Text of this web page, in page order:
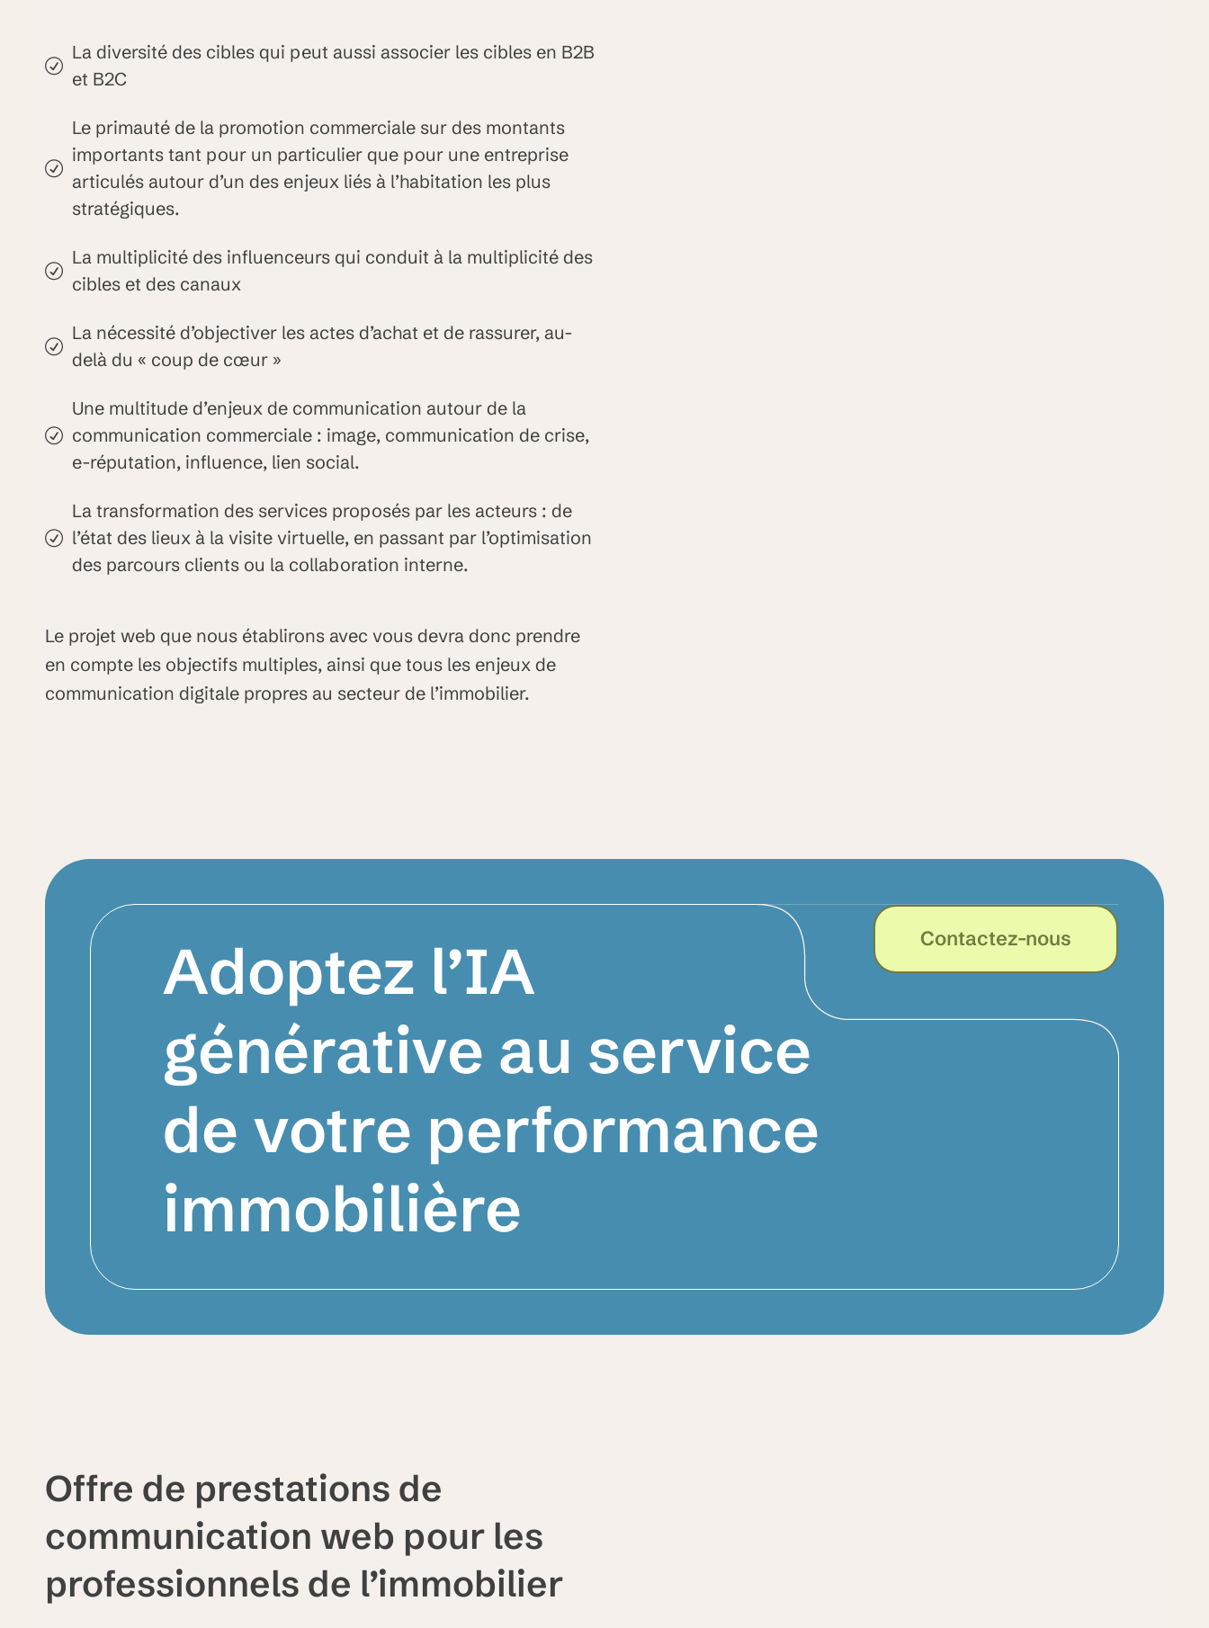
La diversité des cibles qui peut aussi associer les cibles en B2B
et B2C
Le primauté de la promotion commerciale sur des montants
importants tant pour un particulier que pour une entreprise
articulés autour d’un des enjeux liés à l’habitation les plus
stratégiques.
La multiplicité des influenceurs qui conduit à la multiplicité des
cibles et des canaux
La nécessité d’objectiver les actes d’achat et de rassurer, au-
delà du « coup de cœur »
Une multitude d’enjeux de communication autour de la
communication commerciale : image, communication de crise,
e-réputation, influence, lien social.
La transformation des services proposés par les acteurs : de
l’état des lieux à la visite virtuelle, en passant par l’optimisation
des parcours clients ou la collaboration interne.
Le projet web que nous établirons avec vous devra donc prendre
en compte les objectifs multiples, ainsi que tous les enjeux de
communication digitale propres au secteur de l’immobilier.
Adoptez l’IA
générative au service
de votre performance
immobilière
Contactez-nous
Offre de prestations de
communication web pour les
professionnels de l’immobilier